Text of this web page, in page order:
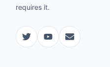
requires it.